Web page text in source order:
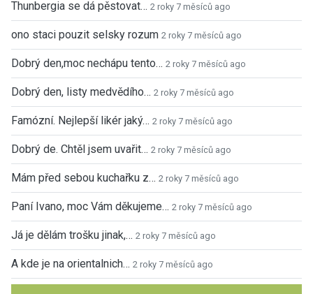
Thunbergia se dá pěstovat… 2 roky 7 měsíců ago
ono staci pouzit selsky rozum 2 roky 7 měsíců ago
Dobrý den,moc nechápu tento… 2 roky 7 měsíců ago
Dobrý den, listy medvědího… 2 roky 7 měsíců ago
Famózní. Nejlepší likér jaký… 2 roky 7 měsíců ago
Dobrý de. Chtěl jsem uvařit… 2 roky 7 měsíců ago
Mám před sebou kuchařku z… 2 roky 7 měsíců ago
Paní Ivano, moc Vám děkujeme… 2 roky 7 měsíců ago
Já je dělám trošku jinak,… 2 roky 7 měsíců ago
A kde je na orientalnich… 2 roky 7 měsíců ago